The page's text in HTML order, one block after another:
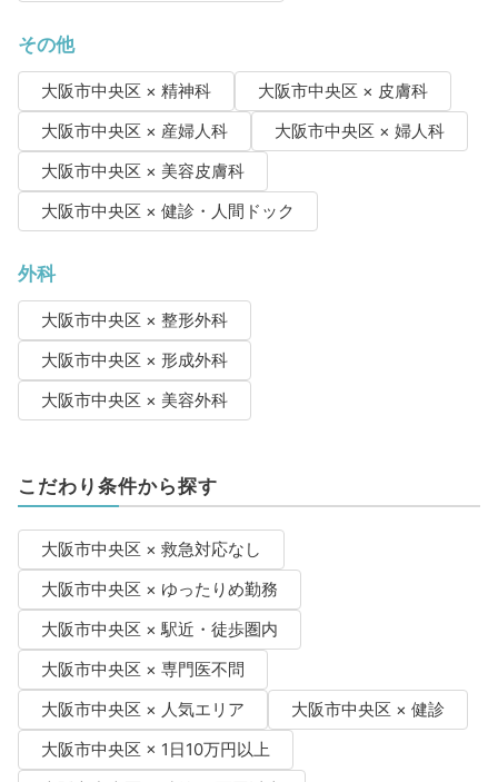
その他
大阪市中央区 × 精神科
大阪市中央区 × 皮膚科
大阪市中央区 × 産婦人科
大阪市中央区 × 婦人科
大阪市中央区 × 美容皮膚科
大阪市中央区 × 健診・人間ドック
外科
大阪市中央区 × 整形外科
大阪市中央区 × 形成外科
大阪市中央区 × 美容外科
こだわり条件から探す
大阪市中央区 × 救急対応なし
大阪市中央区 × ゆったりめ勤務
大阪市中央区 × 駅近・徒歩圏内
大阪市中央区 × 専門医不問
大阪市中央区 × 人気エリア
大阪市中央区 × 健診
大阪市中央区 × 1日10万円以上